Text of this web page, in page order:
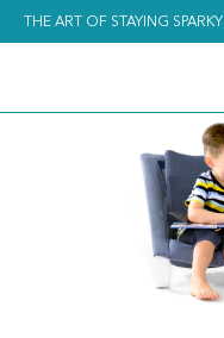
THE ART OF STAYING SPARKY